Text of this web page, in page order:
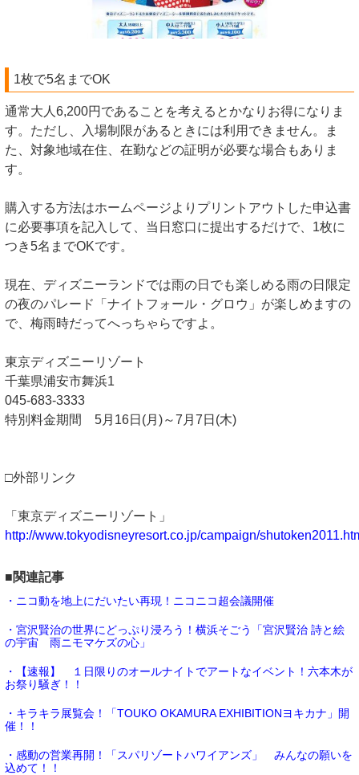
1枚で5名までOK
通常大人6,200円であることを考えるとかなりお得になりま
す。ただし、入場制限があるときには利用できません。ま
た、対象地域在住、在勤などの証明が必要な場合もありま
す。
購入する方法はホームページよりプリントアウトした申込書
に必要事項を記入して、当日窓口に提出するだけで、1枚に
つき5名までOKです。
現在、ディズニーランドでは雨の日でも楽しめる雨の日限定
の夜のパレード「ナイトフォール・グロウ」が楽しめますの
で、梅雨時だってへっちゃらですよ。
東京ディズニーリゾート
千葉県浦安市舞浜1
045-683-3333
特別料金期間 5月16日(月)～7月7日(木)
□外部リンク
「東京ディズニーリゾート」
http://www.tokyodisneyresort.co.jp/campaign/
■関連記事
・ニコ動を地上にだいたい再現！ニコニコ超会議開催
・宮沢賢治の世界にどっぷり浸ろう！横浜そごう「宮沢賢治 詩と絵
の宇宙 雨ニモマケズの心」
・【速報】 １日限りのオールナイトでアートなイベント！六本木が
お祭り騒ぎ！！
・キラキラ展覧会！「TOUKO OKAMURA EXHIBITIONヨキカナ」開
催！！
・感動の営業再開！「スパリゾートハワイアンズ」 みんなの願いを
込めて！！